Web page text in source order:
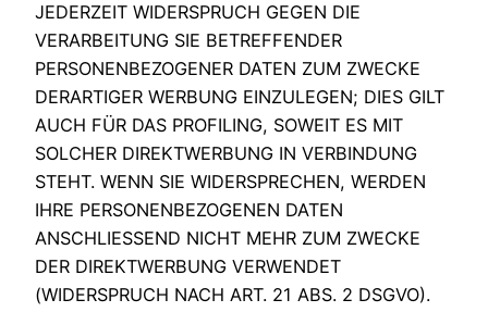
JEDERZEIT WIDERSPRUCH GEGEN DIE
VERARBEITUNG SIE BETREFFENDER
PERSONENBEZOGENER DATEN ZUM ZWECKE
DERARTIGER WERBUNG EINZULEGEN; DIES GILT
AUCH FÜR DAS PROFILING, SOWEIT ES MIT
SOLCHER DIREKTWERBUNG IN VERBINDUNG
STEHT. WENN SIE WIDERSPRECHEN, WERDEN
IHRE PERSONENBEZOGENEN DATEN
ANSCHLIESSEND NICHT MEHR ZUM ZWECKE
DER DIREKTWERBUNG VERWENDET
(WIDERSPRUCH NACH ART. 21 ABS. 2 DSGVO).